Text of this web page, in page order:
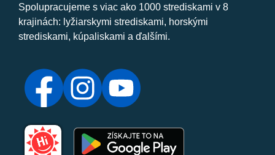
Spolupracujeme s viac ako 1000 strediskami v 8
krajinách: lyžiarskymi strediskami, horskými
strediskami, kúpaliskami a ďalšími.